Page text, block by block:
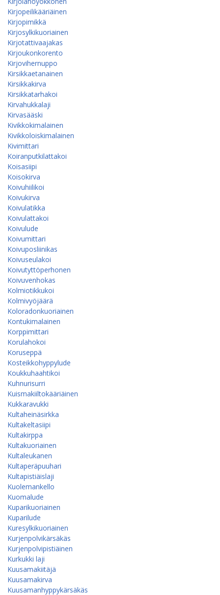
Kirjopeilikääriäinen
Kirjopimikkä
Kirjosylkikuoriainen
Kirjotattivaajakas
Kirjoukonkorento
Kirjovihernuppo
Kirsikkaetanainen
Kirsikkakirva
Kirsikkatarhakoi
Kirvahukkalaji
Kirvasääski
Kivikkokimalainen
Kivikkoloiskimalainen
Kivimittari
Koiranputkilattakoi
Koisasiipi
Koisokirva
Koivuhiilikoi
Koivukirva
Koivulatikka
Koivulattakoi
Koivulude
Koivumittari
Koivuposliinikas
Koivuseulakoi
Koivutyttöperhonen
Koivuvenhokas
Kolmiotikkukoi
Kolmivyöjäärä
Koloradonkuoriainen
Kontukimalainen
Korppimittari
Korulahokoi
Koruseppä
Kosteikkohyppylude
Koukkuhaahtikoi
Kuhnurisurri
Kuismakiiltokääriäinen
Kukkaravukki
Kultaheinäsirkka
Kultakeltasiipi
Kultakirppa
Kultakuoriainen
Kultaleukanen
Kultaperäpuuhari
Kultapistiäislaji
Kuolemankello
Kuomalude
Kuparikuoriainen
Kuparilude
Kuresylkikuoriainen
Kurjenpolvikärsäkäs
Kurjenpolvipistiäinen
Kurkukki laji
Kuusamakiitäjä
Kuusamakirva
Kuusamanhyppy­kärsäkäs